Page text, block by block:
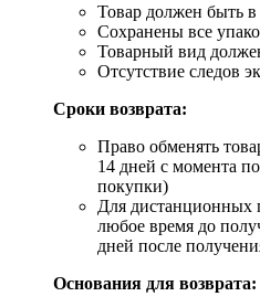
Товар должен быть
Сохранены все
Товарный вид
Отсутствие следов
Сроки возврата:
Право обменять
14 дней с момента
покупки)
Для дистанционных
любое время до
дней после
Основания для возврата: